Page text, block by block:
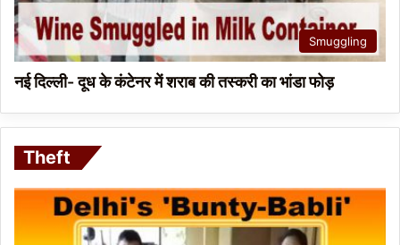
Smuggling
नई दिल्ली- दूध के कंटेनर में शराब की तस्करी का भांडा फोड़
Theft